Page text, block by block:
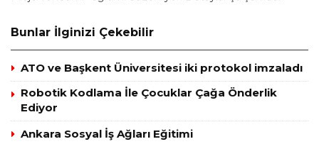
Bunlar İlginizi Çekebilir
ATO ve Başkent Üniversitesi iki protokol imzaladı
Robotik Kodlama İle Çocuklar Çağa Önderlik
Ediyor
Ankara Sosyal İş Ağları Eğitimi